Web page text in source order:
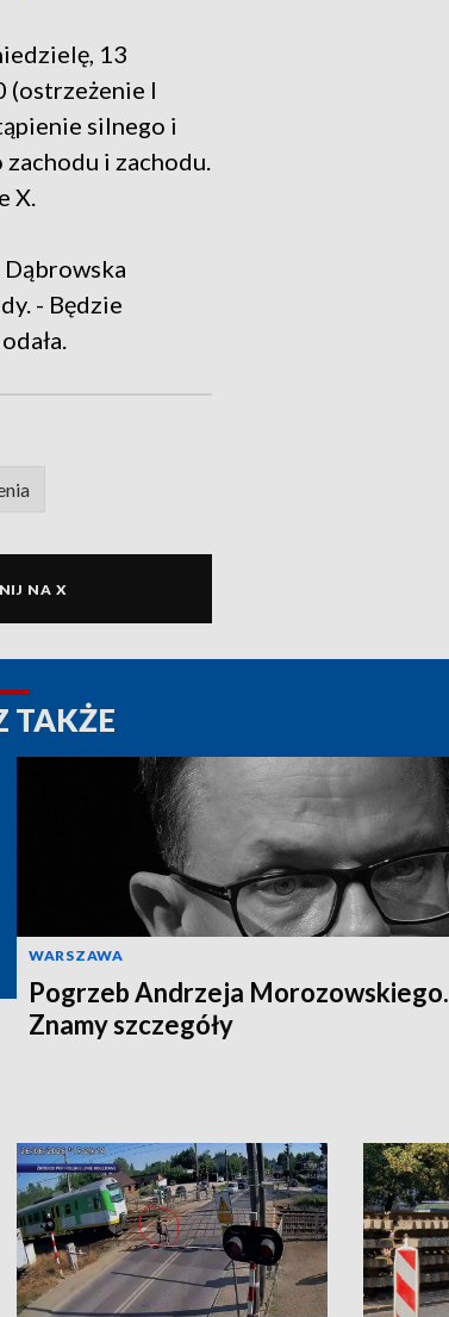
13
(ostrzeżenie I
silnego i
i zachodu.
X.
- Będzie
NA X
TAKŻE
WARSZAWA
Pogrzeb Andrzeja Morozowskiego.
Znamy szczegóły